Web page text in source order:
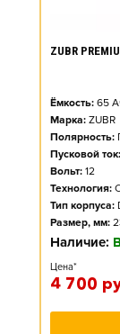
ZUBR
Ёмкость: 65
Марка: ZUBR
Полярность:
Пусковой ток:
Вольт: 12
Технология:
Тип корпуса:
Размер, мм:
Наличие:
Цена*
4 700